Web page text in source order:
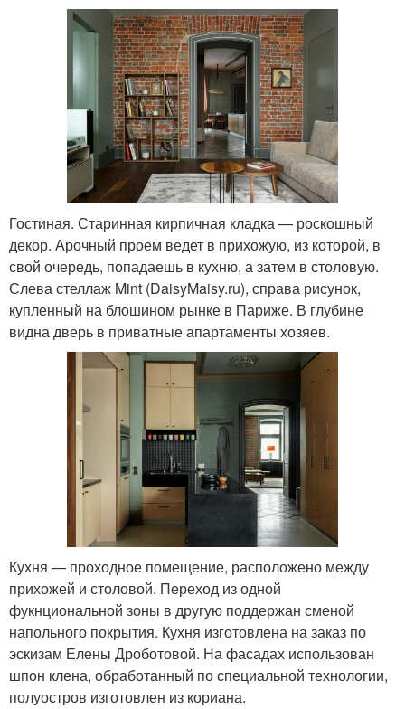
Гостиная. Старинная кирпичная кладка — роскошный
декор. Арочный проем ведет в прихожую, из которой, в
свой очередь, попадаешь в кухню, а затем в столовую.
Слева стеллаж Mint (DaisyMaisy.ru), справа рисунок,
купленный на блошином рынке в Париже. В глубине
видна дверь в приватные апартаменты хозяев.
Кухня — проходное помещение, расположено между
прихожей и столовой. Переход из одной
фукнциональной зоны в другую поддержан сменой
напольного покрытия. Кухня изготовлена на заказ по
эскизам Елены Дроботовой. На фасадах использован
шпон клена, обработанный по специальной технологии,
полуостров изготовлен из кориана.